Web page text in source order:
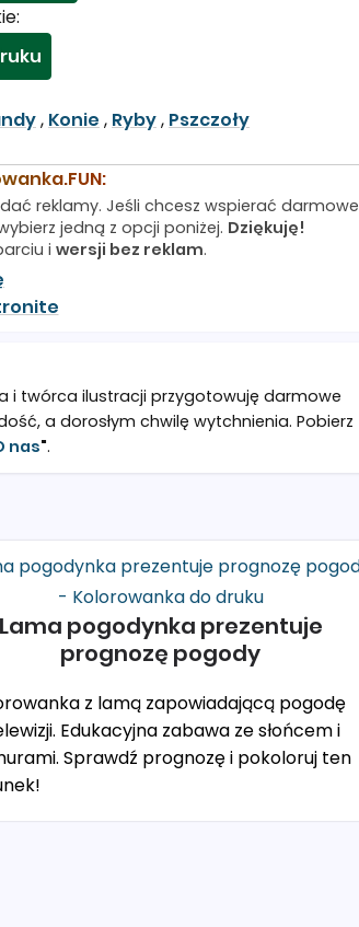
, Konie , Ryby, Pszczoły
reklamy. Jeśli chcesz wspierać darmowe
jedną z opcji poniżej. Dziękuję!
i wersji bez reklam.
i twórca ilustracji przygotowuję darmowe
a dorosłym chwilę wytchnienia. Pobierz
nas".
Lama pogodynka prezentuje
prognozę pogody
z lamą zapowiadającą pogodę
Edukacyjna zabawa ze słońcem i
Sprawdź prognozę i pokoloruj ten